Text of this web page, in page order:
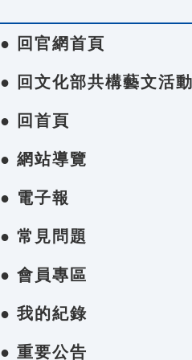
● 回官網首頁
● 回文化部共構藝文活
● 回首頁
● 網站導覽
● 電子報
● 常見問題
● 會員專區
● 我的紀錄
● 重要公告